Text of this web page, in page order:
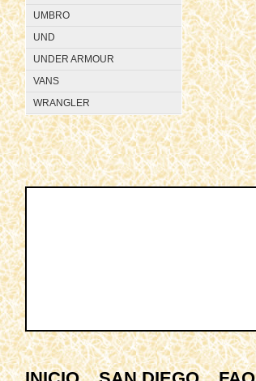
UMBRO
UND
UNDER ARMOUR
VANS
WRANGLER